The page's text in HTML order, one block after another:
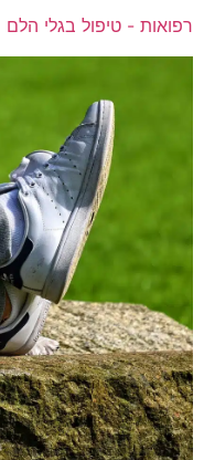
רפואות - טיפול בגלי הלם